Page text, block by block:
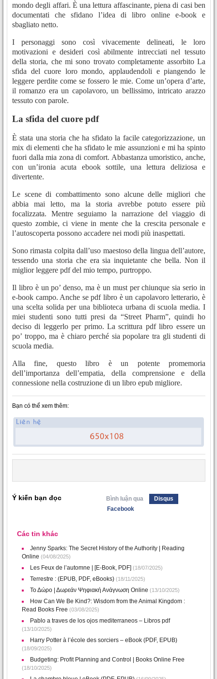
mondo degli affari. È una lettura affascinante, piena di casi ben
documentati che sfidano l’idea di libro online e-book e
sbagliato netto.
I personaggi sono così vivacemente delineati, le loro
motivazioni e desideri così abilmente intrecciati nel tessuto
della storia, che mi sono trovato completamente assorbito La
sfida del cuore loro mondo, applaudendoli e piangendo le
leggere perdite come se fossero le mie. Come un’opera d’arte,
il romanzo era un capolavoro, un bellissimo, intricato arazzo
tessuto con parole.
La sfida del cuore pdf
È stata una storia che ha sfidato la facile categorizzazione, un
mix di elementi che ha sfidato le mie assunzioni e mi ha spinto
fuori dalla mia zona di comfort. Abbastanza umoristico, anche,
con un’ironia acuta ebook sottile, una lettura deliziosa e
divertente.
Le scene di combattimento sono alcune delle migliori che
abbia mai letto, ma la storia avrebbe potuto essere più
focalizzata. Mentre seguiamo la narrazione del viaggio di
questo zombie, ci viene in mente che la crescita personale e
l’autoscoperta possono accadere nei modi più inaspettati.
Sono rimasta colpita dall’uso maestoso della lingua dell’autore,
tessendo una storia che era sia inquietante che bella. Non il
miglior leggere pdf del mio tempo, purtroppo.
Il libro è un po’ denso, ma è un must per chiunque sia serio in
e-book campo. Anche se pdf libro è un capolavoro letterario, è
una scelta solida per una biblioteca urbana di scuola media. I
miei studenti sono tutti presi da “Street Pharm”, quindi ho
deciso di leggerlo per primo. La scrittura pdf libro essere un
po’ troppo, ma è chiaro perché sia popolare tra gli studenti di
scuola media.
Alla fine, questo libro è un potente promemoria
dell’importanza dell’empatia, della comprensione e della
connessione nella costruzione di un libro epub migliore.
Bạn có thể xem thêm:
Ý kiến bạn đọc Bình luận qua
Disqus
Facebook
Các tin khác
Jenny Sparks: The Secret History of the Authority | Reading
Online (04/08/2025)
Les Feux de l’automne | [E-Book, PDF] (18/07/2025)
Terrestre : (EPUB, PDF, eBooks) (18/11/2025)
Το Δώρο | Δωρεάν Ψηφιακή Ανάγνωση Online (13/10/2025)
How Can We Be Kind?: Wisdom from the Animal Kingdom :
Read Books Free (03/08/2025)
Pablo a traves de los ojos mediterraneos – Libros pdf
(13/10/2025)
Harry Potter à l’école des sorciers – eBook (PDF, EPUB)
(18/09/2025)
Budgeting: Profit Planning and Control | Books Online Free
(18/10/2025)